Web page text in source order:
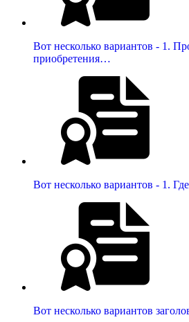
Вот несколько вариантов - 1.
приобретения…
Вот несколько вариантов - 1.
Вот несколько вариантов